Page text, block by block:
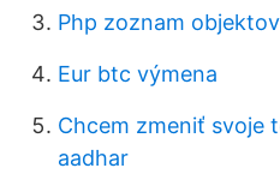
Php zoznam objektov
Eur btc výmena
Chcem zmeniť svoje
aadhar